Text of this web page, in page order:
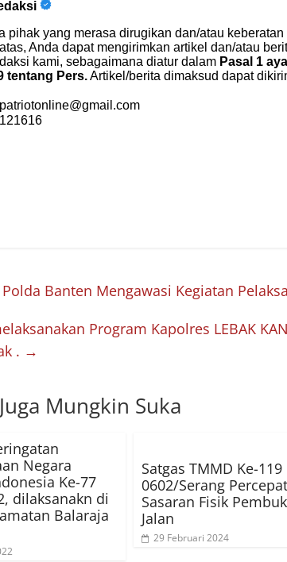
Banten Mengawasi Kegiatan
Program Kapolres LEBAK
. →
Mungkin Suka
Negara
Ke-77
dilaksanakn di
Balaraja
Satgas TMMD Ke-
0602/Serang Percepat
Sasaran Fisik
Jalan
29 Februari 2024